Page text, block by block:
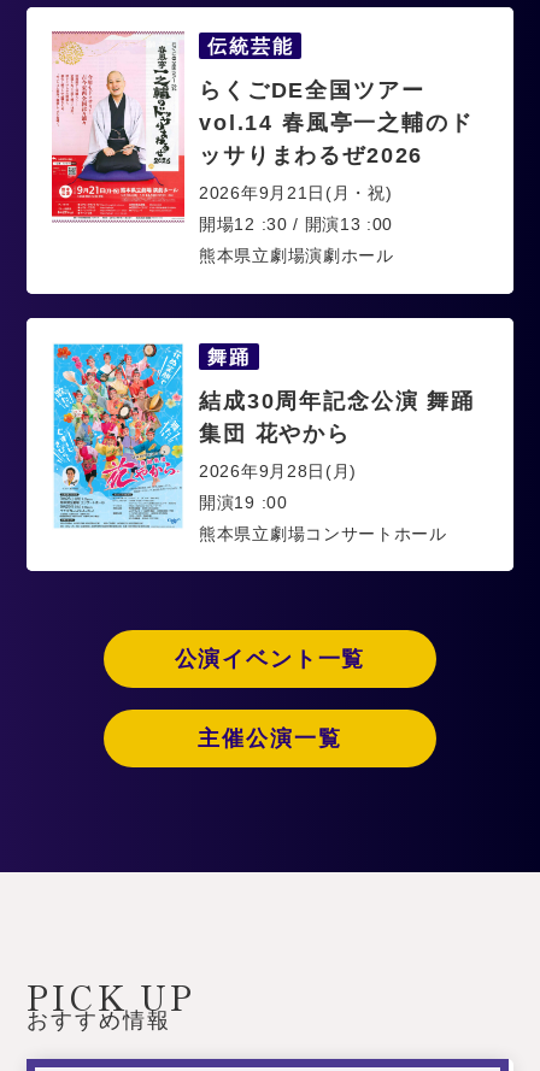
伝統芸能
らくごDE全国ツアー
vol.14 春風亭一之輔のド
ッサりまわるぜ2026
2026年9月21日(月・祝)
開場12 :30 / 開演13 :00
熊本県立劇場演劇ホール
舞踊
結成30周年記念公演 舞踊
集団 花やから
2026年9月28日(月)
開演19 :00
熊本県立劇場コンサートホール
公演イベント一覧
主催公演一覧
PICK UP
おすすめ情報